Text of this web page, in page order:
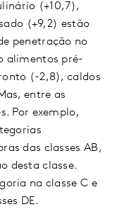
(+10,7),
(+9,2) estão
penetração no
alimentos pré-
(-2,8), caldos
entre as
Por exemplo,
das classes AB,
desta classe.
na classe C e
DE.